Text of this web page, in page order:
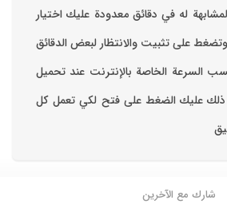
له في دقائق معدودة ‏عليك اختيار
على تثبيت والانتظار لبعض الدقائق
السرعة الخاصة بالإنترنت ‏عند تحميل
ذلك عليك الضغط على فتح لكي تعمل كل
شارك مع الآخرين